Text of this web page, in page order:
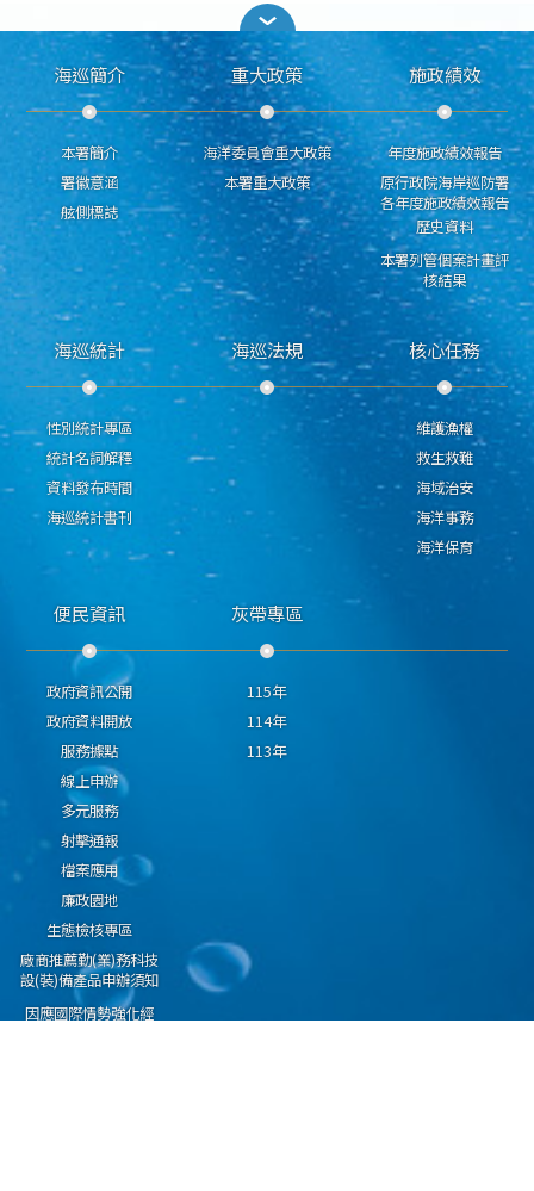
海巡簡介
本署簡介
署徽意涵
舷側標誌
重大政策
海洋委員會重大政策
本署重大政策
施政績效
年度施政績效報告
原行政院海岸巡防署
各年度施政績效報告
歷史資料
本署列管個案計畫評
核結果
海巡統計
性別統計專區
統計名詞解釋
資料發布時間
海巡統計書刊
海巡法規 核心任務
維護漁權
救生救難
海域治安
海洋事務
海洋保育
便民資訊
政府資訊公開
政府資料開放
服務據點
線上申辦
多元服務
射擊通報
檔案應用
廉政園地
生態檢核專區
廠商推薦勤(業)務科技
設(裝)備產品申辦須知
因應國際情勢強化經
灰帶專區
115年
114年
113年